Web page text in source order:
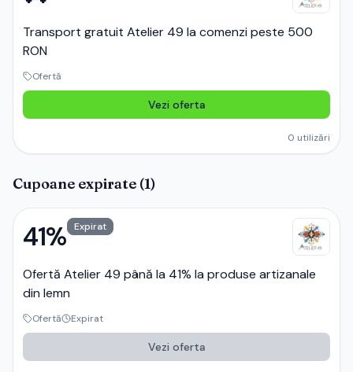
Transport gratuit Atelier 49 la comenzi peste 500
RON
Ofertă
Vezi oferta
0 utilizări
Cupoane expirate (1)
41% Expirat
Ofertă Atelier 49 până la 41% la produse artizanale
din lemn
Ofertă Expirat
Vezi oferta